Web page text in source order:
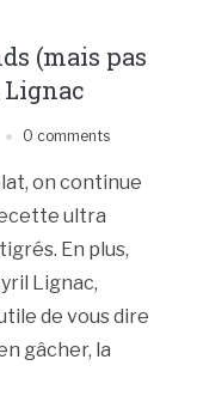
(mais pas
0 comments
on continue
ultra
En plus,
Lignac,
de vous dire
gâcher, la